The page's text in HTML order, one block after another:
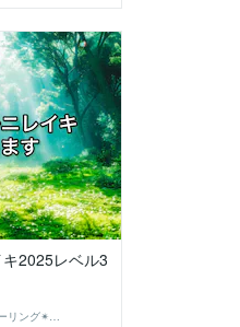
2025レベル3